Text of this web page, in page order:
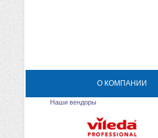
О КОМПАНИИ
Наши вендоры